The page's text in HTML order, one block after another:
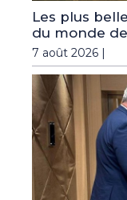
Les plus
du monde
7 août 2026 |